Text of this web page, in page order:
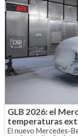
GLB 2026: el
temperaturas
El nuevo Mercedes-